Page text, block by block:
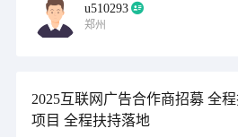
u510293
郑州
2025互联网广告合作商招募 全
项目 全程扶持落地